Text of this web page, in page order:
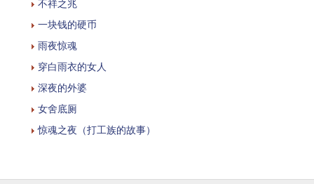
不祥之兆
一块钱的硬币
雨夜惊魂
穿白雨衣的女人
深夜的外婆
女舍底厕
惊魂之夜（打工族的故事）